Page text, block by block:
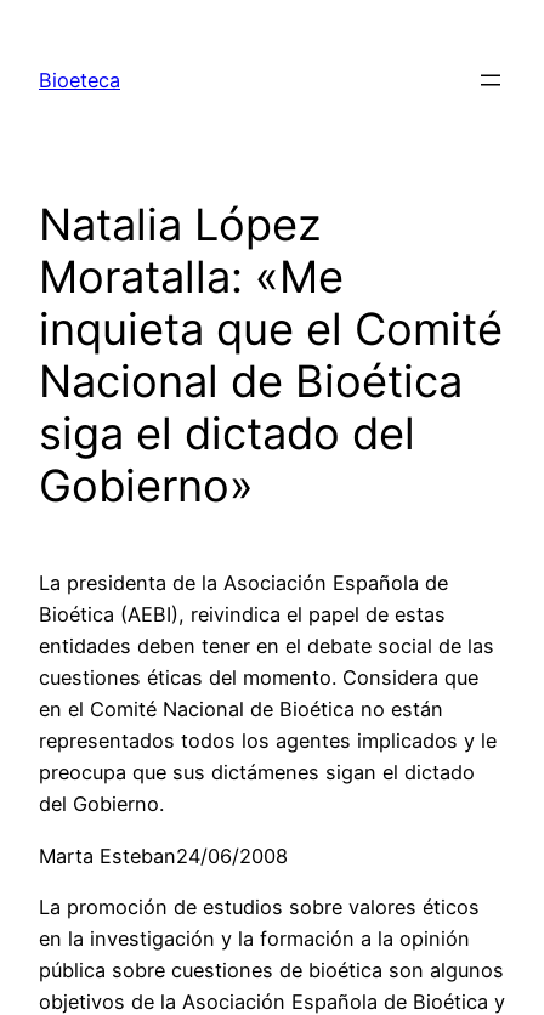
contenido
Bioeteca
Natalia López
Moratalla: «Me
inquieta que el Comité
Nacional de Bioética
siga el dictado del
Gobierno»
La presidenta de la Asociación Española de
Bioética (AEBI), reivindica el papel de estas
entidades deben tener en el debate social de las
cuestiones éticas del momento. Considera que
en el Comité Nacional de Bioética no están
representados todos los agentes implicados y le
preocupa que sus dictámenes sigan el dictado
del Gobierno.
Marta Esteban24/06/2008
La promoción de estudios sobre valores éticos
en la investigación y la formación a la opinión
pública sobre cuestiones de bioética son algunos
objetivos de la Asociación Española de Bioética y